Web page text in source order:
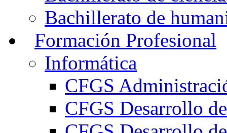
Bachillerato de
Formación Profesional
Informática
CFGS
CFGS Desarrollo